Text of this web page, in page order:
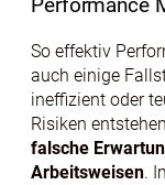
Performance
So effektiv
auch einige
ineffizient oder
Risiken
falsche
Arbeitsweisen.